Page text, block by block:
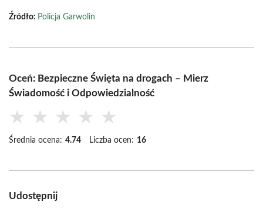
Źródło: Policja Garwolin
Oceń: Bezpieczne Święta na drogach – Mierz
Świadomość i Odpowiedzialność
★ ★ ★ ★ ★
Średnia ocena: 4.74 Liczba ocen: 16
Udostępnij